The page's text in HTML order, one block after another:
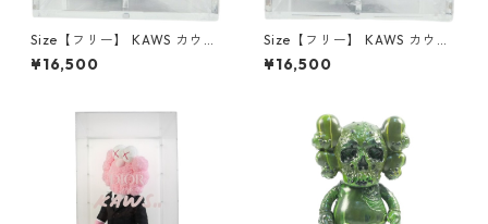
Size【フリー】 KAWS カウズ
×Rawlings New York Yankee
s Baseball ベースボール 紺
¥16,500
Size【フリー】 KAWS カウズ
×Rawlings Los Angeles Dod
gers Baseball ベースボール
¥16,500